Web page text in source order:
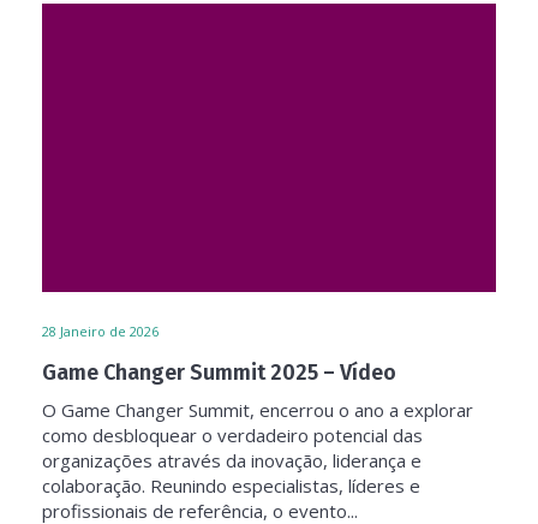
28 Janeiro de 2026
Game Changer Summit 2025 – Vídeo
O Game Changer Summit, encerrou o ano a explorar
como desbloquear o verdadeiro potencial das
organizações através da inovação, liderança e
colaboração. Reunindo especialistas, líderes e
profissionais de referência, o evento...